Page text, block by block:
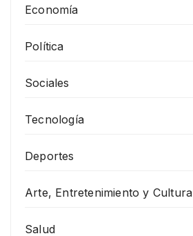
Economía
Política
Sociales
Tecnología
Deportes
Arte, Entretenimiento y Cultura
Salud